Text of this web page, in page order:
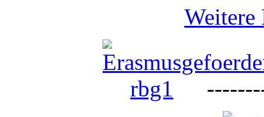
Weitere